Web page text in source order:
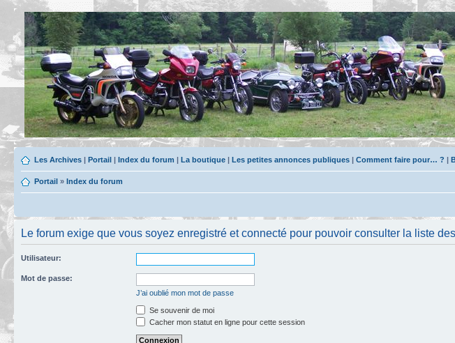
Les Archives | Portail | Index du forum | La boutique | Les petites annonces publiques | Comment faire pour… ? |
Portail » Index du forum
Le forum exige que vous soyez enregistré et connecté pour pouvoir consulter la liste
Utilisateur:
Mot de passe:
J’ai oublié mon mot de passe
Se souvenir de moi
Cacher mon statut en ligne pour cette session